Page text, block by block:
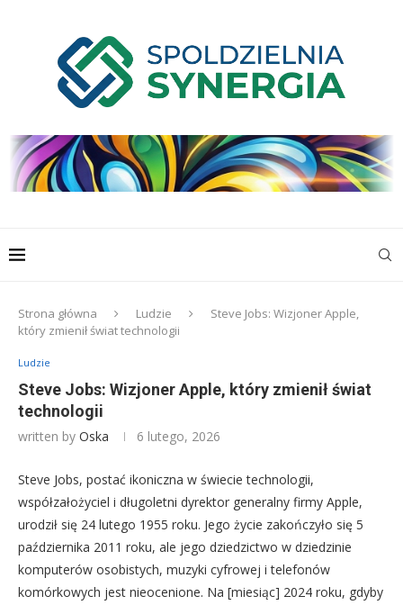
Strona główna Ludzie
Steve Jobs: Wizjoner Apple,
który zmienił świat technologii
Ludzie
Steve Jobs: Wizjoner Apple, który zmienił świat
technologii
written by Oska 6 lutego, 2026
Steve Jobs, postać ikoniczna w świecie technologii,
współzałożyciel i długoletni dyrektor generalny firmy Apple,
urodził się 24 lutego 1955 roku. Jego życie zakończyło się 5
października 2011 roku, ale jego dziedzictwo w dziedzinie
komputerów osobistych, muzyki cyfrowej i telefonów
komórkowych jest nieocenione. Na [miesiąc] 2024 roku, gdyby